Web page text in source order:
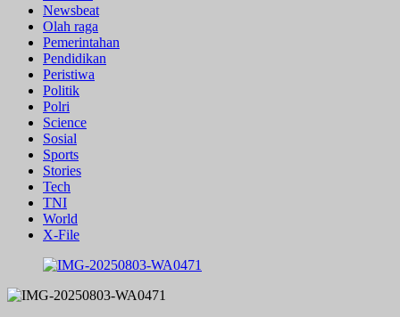
Newsbeat
Olah raga
Pemerintahan
Pendidikan
Peristiwa
Politik
Polri
Science
Sosial
Sports
Stories
Tech
TNI
World
X-File